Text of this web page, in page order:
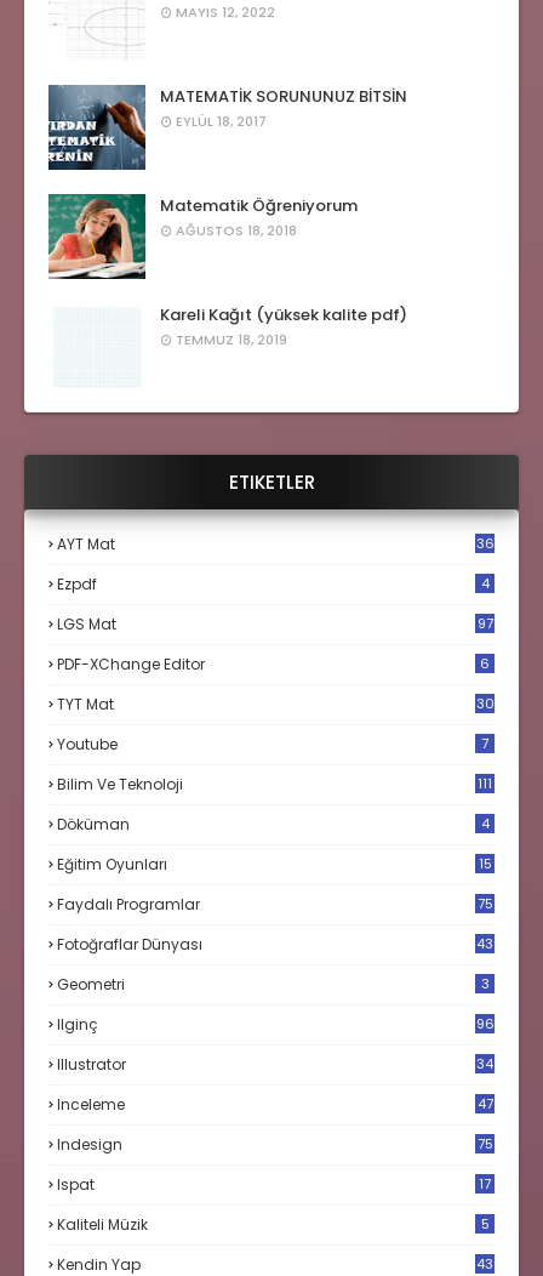
MAYIS 12, 2022
MATEMATİK SORUNUNUZ BİTSİN
EYLÜL 18, 2017
Matematik Öğreniyorum
AĞUSTOS 18, 2018
Kareli Kağıt (yüksek kalite pdf)
TEMMUZ 18, 2019
ETIKETLER
AYT Mat 36
Ezpdf 4
LGS Mat 97
PDF-XChange Editor 6
TYT Mat 30
Youtube 7
Bilim Ve Teknoloji 111
Döküman 4
Eğitim Oyunları 15
Faydalı Programlar 75
Fotoğraflar Dünyası 43
Geometri 3
Ilginç 96
Illustrator 34
Inceleme 47
Indesign 75
Ispat
17
Kaliteli Müzik 5
Kendin Yap 43